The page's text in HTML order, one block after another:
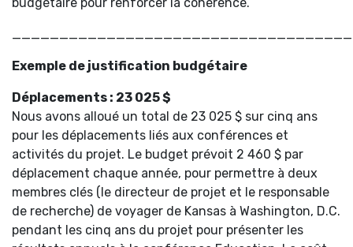
Exemple de justification budgétaire
Déplacements : 23 025 $
Nous avons alloué un total de 23 025 $ sur cinq ans
pour les déplacements liés aux conférences et
activités du projet. Le budget prévoit 2 460 $ par
déplacement chaque année, pour permettre à deux
membres clés (le directeur de projet et le responsable
de recherche) de voyager de Kansas à Washington, D.C.
pendant les cinq ans du projet pour présenter les